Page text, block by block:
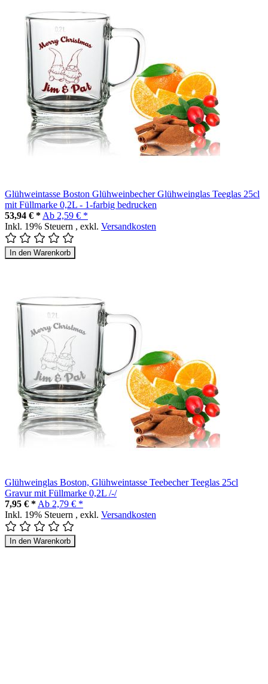
Glühweintasse Boston Glühweinbecher Glühweinglas Teeglas 25cl
mit Füllmarke 0,2L - 1-farbig bedrucken
53,94 € * Ab 2,59 € *
Inkl. 19% Steuern , exkl. Versandkosten
In den Warenkorb
Glühweinglas Boston, Glühweintasse Teebecher Teeglas 25cl
Gravur mit Füllmarke 0,2L /-/
7,95 € * Ab 2,79 € *
Inkl. 19% Steuern , exkl. Versandkosten
In den Warenkorb